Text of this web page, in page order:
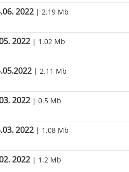
2022 | 2.19 Mb
2022 | 1.02 Mb
| 2.11 Mb
2022 | 0.5 Mb
2022 | 1.08 Mb
2022 | 1.2 Mb